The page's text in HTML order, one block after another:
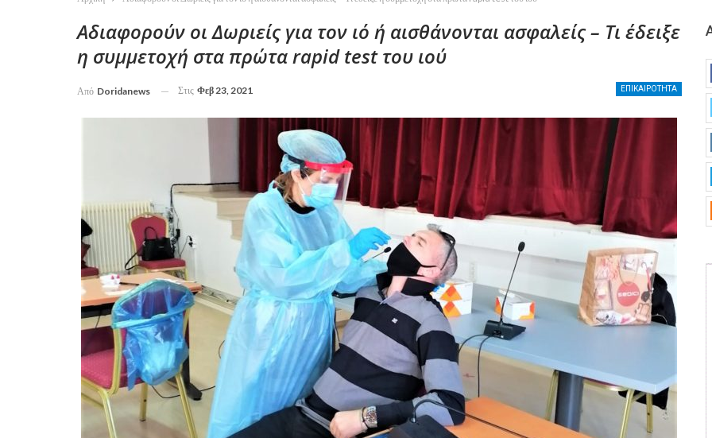
Αδιαφορούν οι Δωριείς για τον ιό ή αισθάνονται ασφαλείς – Τι έδειξε
η συμμετοχή στα πρώτα rapid test του ιού
ΕΠΙΚΑΙΡΟΤΗΤΑ
Από Doridanews Στις Φεβ 23, 2021